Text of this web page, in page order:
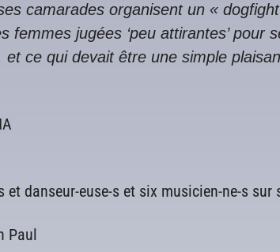
camarades organisent un «
jugées ‘peu attirantes’ pour
et ce qui devait être une simple
et danseur-euse-s et six musicien-ne-s sur
Paul